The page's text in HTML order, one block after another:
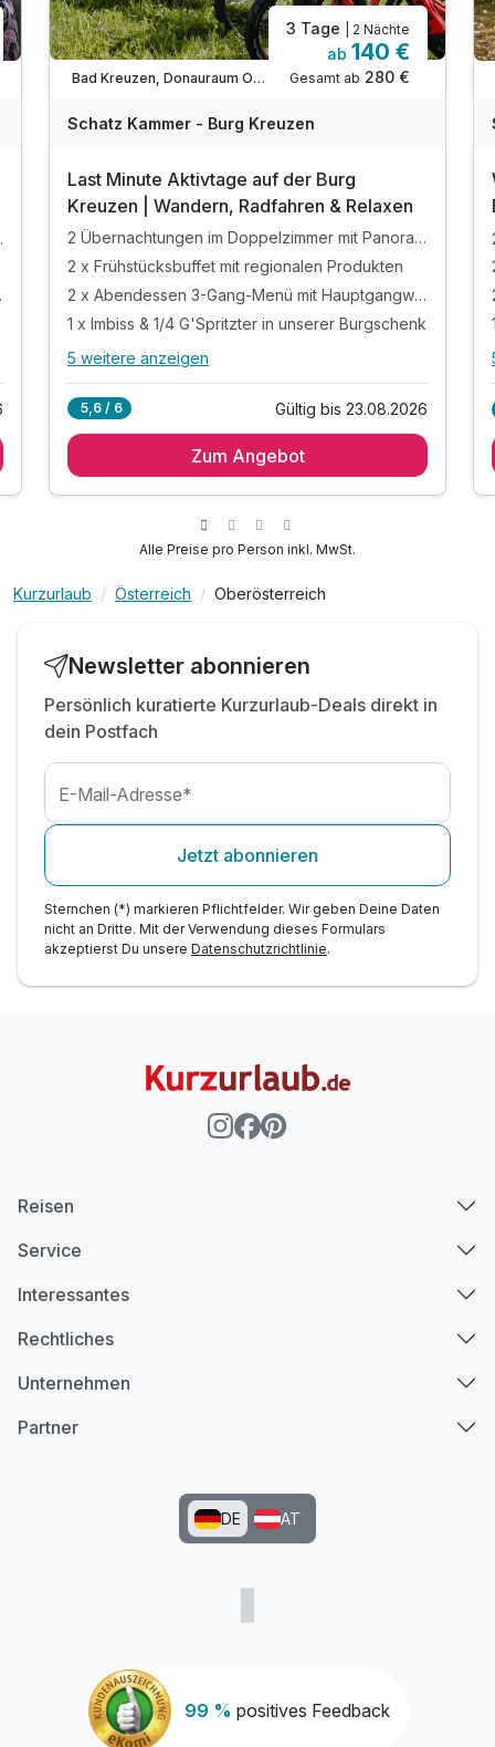
Bad Kreuzen, Donauraum Oberösterreich
3 Tage | 2 Nächte
ab 140 €
Gesamt ab 280 €
Schatz Kammer - Burg Kreuzen
Last Minute Aktivtage auf der Burg
Kreuzen | Wandern, Radfahren & Relaxen
2 Übernachtungen im Doppelzimmer mit Panoramablick
2 x Frühstücksbuffet mit regionalen Produkten
2 x Abendessen 3-Gang-Menü mit Hauptgangwahl
1 x Imbiss & 1/4 G'Spritzter in unserer Burgschenk
Alle Inklusivleistungen
Panoramablick
2 x Frühstücksbuffet mit regionalen Produkten
1 x Imbiss & 1/4 G'Spritzter in unserer Burgschenk
inkl. Rad- und Wanderkarten der Region
* 14:00 - 20:00 Uhr
** April bis Oktober
5 weitere anzeigen
5,6 / 6 Gültig bis 23.08.2026
Zum Angebot
Alle Preise pro Person inkl. MwSt.
Kurzurlaub Österreich Oberösterreich
Newsletter abonnieren
Persönlich kuratierte Kurzurlaub-Deals direkt in
dein Postfach
E-Mail-Adresse*
Jetzt abonnieren
Sternchen (*) markieren Pflichtfelder. Wir geben Deine Daten
nicht an Dritte. Mit der Verwendung dieses Formulars
akzeptierst Du unsere Datenschutzrichtlinie.
99 % positives Feedback
Reisen
Service
Interessantes
Rechtliches
Unternehmen
Partner
DE AT